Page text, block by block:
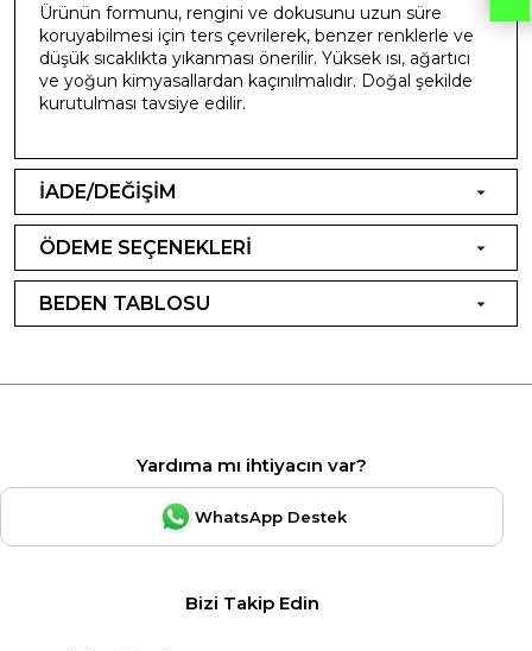
Ürünün formunu, rengini ve dokusunu uzun süre
koruyabilmesi için ters çevrilerek, benzer renklerle ve
düşük sıcaklıkta yıkanması önerilir. Yüksek ısı, ağartıcı
ve yoğun kimyasallardan kaçınılmalıdır. Doğal şekilde
kurutulması tavsiye edilir.
İADE/DEĞİŞİM
ÖDEME SEÇENEKLERİ
BEDEN TABLOSU
Yardıma mı ihtiyacın var?
WhatsApp Destek
Bizi Takip Edin